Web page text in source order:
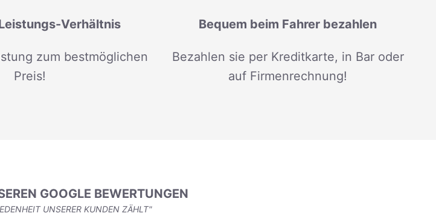
Verhältnis
zum bestmöglichen
Preis!
Bequem beim Fahrer bezahlen
Bezahlen sie per Kreditkarte, in Bar oder
auf Firmenrechnung!
GOOGLE BEWERTUNGEN
UNSERER KUNDEN ZÄHLT"